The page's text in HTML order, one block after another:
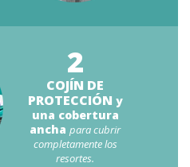
2
COJÍN DE
PROTECCIÓN y
una cobertura
ancha para cubrir
completamente los
resortes.